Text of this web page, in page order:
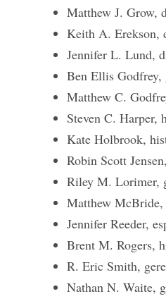
Matthew J. Grow,
Keith A. Erekson,
Jennifer L. Lund,
Ben Ellis Godfrey,
Matthew C.
Steven C. Harper,
Kate Holbrook,
Robin Scott
Riley M. Lorimer,
Matthew McBride,
Jennifer Reeder,
Brent M. Rogers,
R. Eric Smith,
Nathan N. Waite,